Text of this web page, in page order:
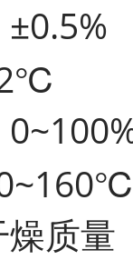
质量